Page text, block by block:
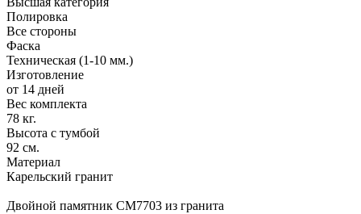
Полировка
Все стороны
Фаска
Техническая (1-10 мм.)
Изготовление
от 14 дней
Вес комплекта
78 кг.
Высота с тумбой
92 см.
Материал
Карельский гранит
Двойной памятник CM7703 из гранита